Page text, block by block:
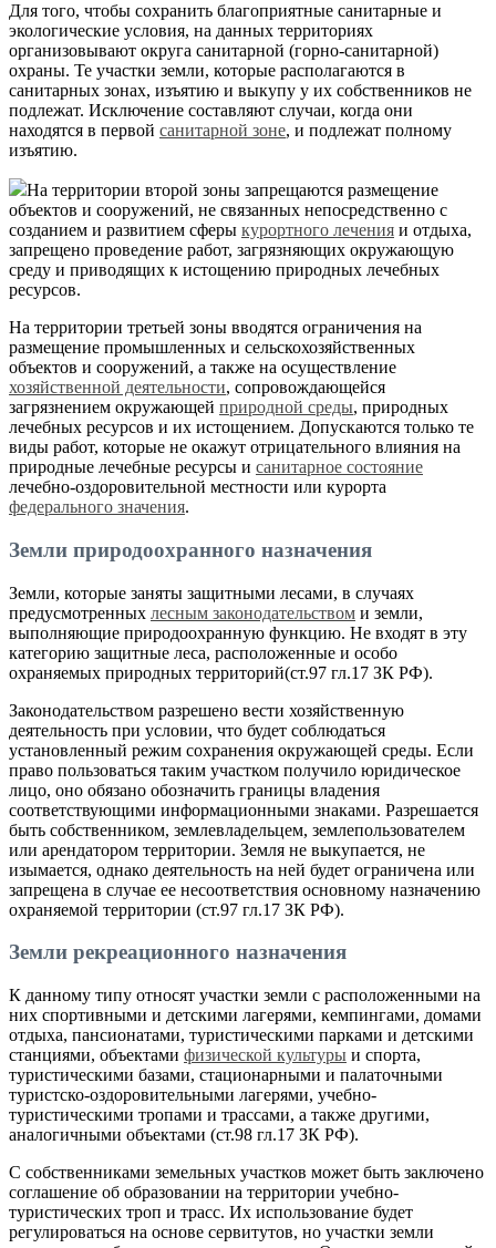
Для того, чтобы сохранить благоприятные санитарные и
экологические условия, на данных территориях
организовывают округа санитарной (горно-санитарной)
охраны. Те участки земли, которые располагаются в
санитарных зонах, изъятию и выкупу у их собственников не
подлежат. Исключение составляют случаи, когда они
находятся в первой санитарной зоне, и подлежат полному
изъятию.
На территории второй зоны запрещаются размещение
объектов и сооружений, не связанных непосредственно с
созданием и развитием сферы курортного лечения и отдыха,
запрещено проведение работ, загрязняющих окружающую
среду и приводящих к истощению природных лечебных
ресурсов.
На территории третьей зоны вводятся ограничения на
размещение промышленных и сельскохозяйственных
объектов и сооружений, а также на осуществление
хозяйственной деятельности, сопровождающейся
загрязнением окружающей природной среды, природных
лечебных ресурсов и их истощением. Допускаются только те
виды работ, которые не окажут отрицательного влияния на
природные лечебные ресурсы и санитарное состояние
лечебно-оздоровительной местности или курорта
федерального значения.
Земли природоохранного назначения
Земли, которые заняты защитными лесами, в случаях
предусмотренных лесным законодательством и земли,
выполняющие природоохранную функцию. Не входят в эту
категорию защитные леса, расположенные и особо
охраняемых природных территорий(ст.97 гл.17 ЗК РФ).
Законодательством разрешено вести хозяйственную
деятельность при условии, что будет соблюдаться
установленный режим сохранения окружающей среды. Если
право пользоваться таким участком получило юридическое
лицо, оно обязано обозначить границы владения
соответствующими информационными знаками. Разрешается
быть собственником, землевладельцем, землепользователем
или арендатором территории. Земля не выкупается, не
изымается, однако деятельность на ней будет ограничена или
запрещена в случае ее несоответствия основному назначению
охраняемой территории (ст.97 гл.17 ЗК РФ).
Земли рекреационного назначения
К данному типу относят участки земли с расположенными на
них спортивными и детскими лагерями, кемпингами, домами
отдыха, пансионатами, туристическими парками и детскими
станциями, объектами физической культуры и спорта,
туристическими базами, стационарными и палаточными
туристско-оздоровительными лагерями, учебно-
туристическими тропами и трассами, а также другими,
аналогичными объектами (ст.98 гл.17 ЗК РФ).
С собственниками земельных участков может быть заключено
соглашение об образовании на территории учебно-
туристических троп и трасс. Их использование будет
регулироваться на основе сервитутов, но участки земли